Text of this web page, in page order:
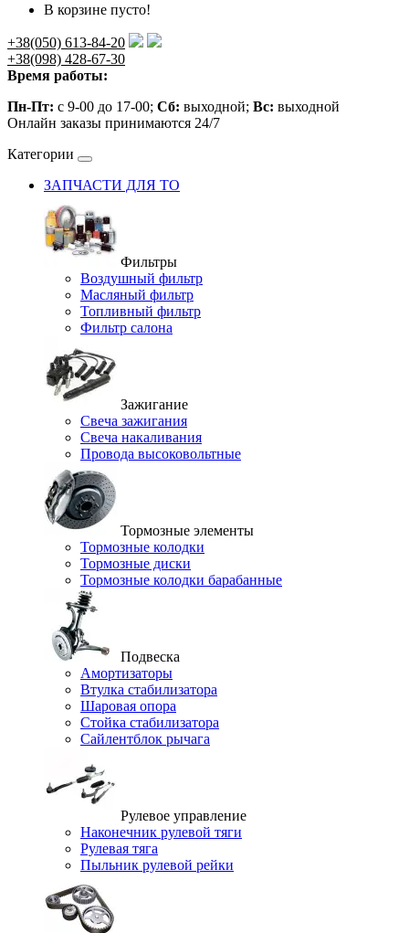
В корзине пусто!
+38(050) 613-84-20
+38(098) 428-67-30
Время работы:
Пн-Пт: с 9-00 до 17-00; Сб: выходной; Вс: выходной
Онлайн заказы принимаются 24/7
Категории
ЗАПЧАСТИ ДЛЯ ТО
Фильтры
Воздушный фильтр
Масляный фильтр
Топливный фильтр
Фильтр салона
Зажигание
Свеча зажигания
Свеча накаливания
Провода высоковольтные
Тормозные элементы
Тормозные колодки
Тормозные диски
Тормозные колодки барабанные
Подвеска
Амортизаторы
Втулка стабилизатора
Шаровая опора
Стойка стабилизатора
Сайлентблок рычага
Рулевое управление
Наконечник рулевой тяги
Рулевая тяга
Пыльник рулевой рейки